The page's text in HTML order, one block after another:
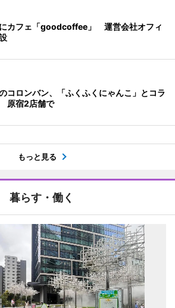
カフェ「goodcoffee」 運営会社オフィ
コロンバン、「ふくふくにゃんこ」とコラ
原宿2店舗で
もっと見る
暮らす・働く